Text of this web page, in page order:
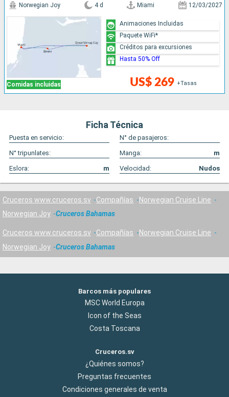
Comidas incluidas
Norwegian Joy 4 d Miami 12/03/2027
US$ 269 +Tasas
Animaciones Incluidas
Paquete WiFi*
Créditos para excursiones
Hasta 50% Off
Ficha Técnica
Puesta en servicio:
N° de pasajeros:
N° tripunlates:
Manga:
m
Eslora:
m Velocidad: Nudos
Cruceros www.cruceros.sv Compañías
Norwegian Cruise Line
Norwegian Joy
Cruceros Bahamas
Cruceros www.cruceros.sv Compañías
Norwegian Cruise Line
Norwegian Joy
Cruceros Bahamas
Barcos más populares
MSC World Europa
Icon of the Seas
Costa Toscana
Cruceros.sv
¿Quiénes somos?
Preguntas frecuentes
Condiciones generales de venta